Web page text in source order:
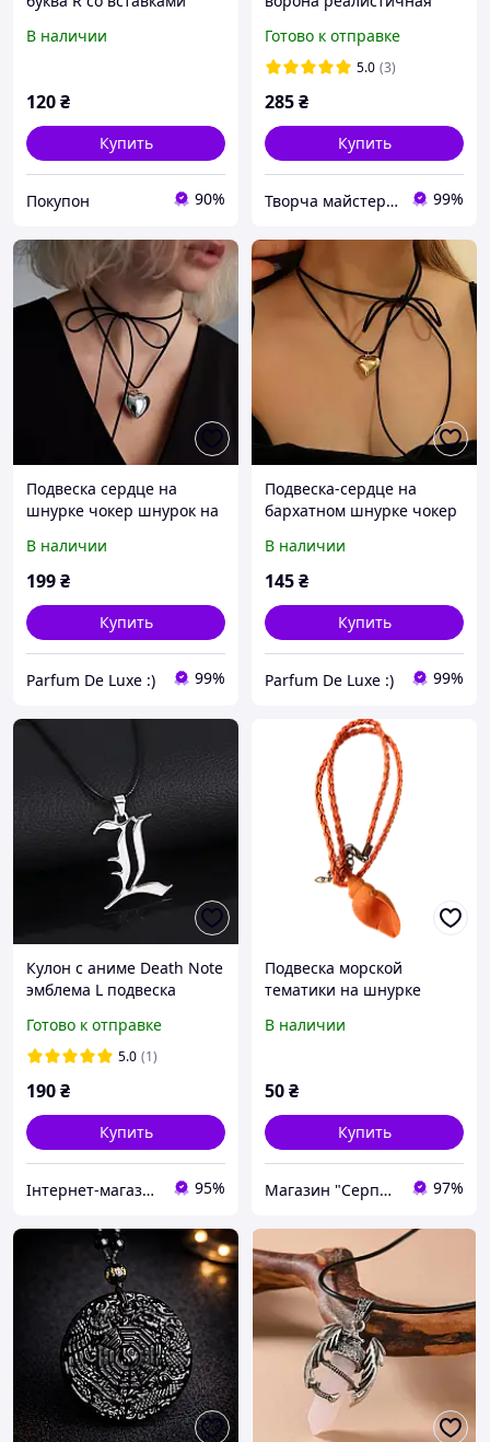
В наличии
120₴
Купить
Покупон 90%
Готово к отправке
5.0 (3)
285₴
Купить
Творча майстерня "WoollyFox" 99%
Подвеска сердце на
шнурке чокер шнурок на
В наличии
199₴
Купить
Parfum De Luxe :) 99%
Подвеска-сердце на
бархатном шнурке чокер
В наличии
145₴
Купить
Parfum De Luxe :) 99%
Кулон с аниме Death Note
эмблема L подвеска
шнурке
Готово к отправке
5.0 (1)
190₴
Купить
Інтернет-магазин "Vegvisir" 95%
Подвеска морской
тематики на шнурке
В наличии
50₴
Купить
Магазин "Серпантин" 97%